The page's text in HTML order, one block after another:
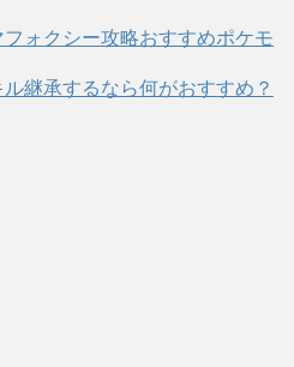
ォクシー攻略おすすめポケモ
継承するなら何がおすすめ？